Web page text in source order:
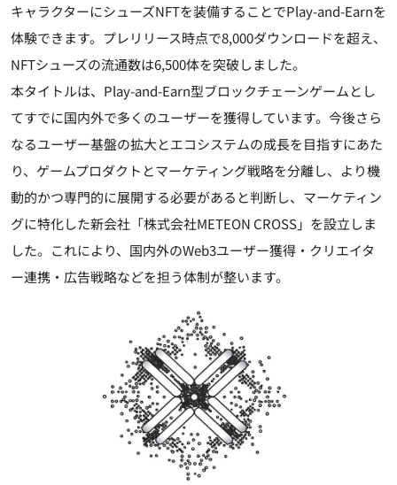
キャラクターにシューズNFTを装備することでPlay-and-Earnを
体験できます。プレリリース時点で8,000ダウンロードを超え、
NFTシューズの流通数は6,500体を突破しました。
本タイトルは、Play-and-Earn型ブロックチェーンゲームとし
てすでに国内外で多くのユーザーを獲得しています。今後さら
なるユーザー基盤の拡大とエコシステムの成長を目指すにあた
り、ゲームプロダクトとマーケティング戦略を分離し、より機
動的かつ専門的に展開する必要があると判断し、マーケティン
グに特化した新会社「株式会社METEON CROSS」を設立しま
した。これにより、国内外のWeb3ユーザー獲得・クリエイタ
ー連携・広告戦略などを担う体制が整います。